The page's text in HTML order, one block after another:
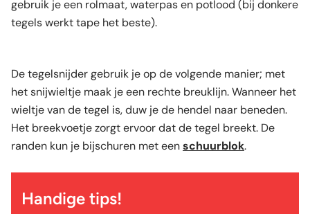
gebruik je een rolmaat, waterpas en potlood (bij donkere
tegels werkt tape het beste).
De tegelsnijder gebruik je op de volgende manier; met
het snijwieltje maak je een rechte breuklijn. Wanneer het
wieltje van de tegel is, duw je de hendel naar beneden.
Het breekvoetje zorgt ervoor dat de tegel breekt. De
randen kun je bijschuren met eenschuurblok.
Handige tips!